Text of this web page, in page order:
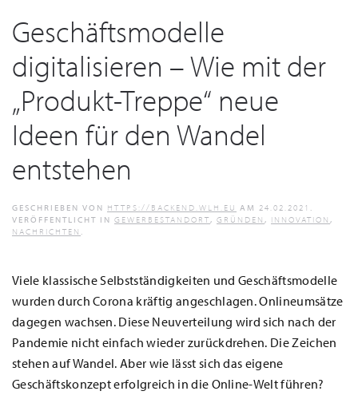
Geschäftsmodelle
digitalisieren – Wie mit der
„Produkt-Treppe“ neue
Ideen für den Wandel
entstehen
GESCHRIEBEN VON HTTPS://BACKEND.WLH.EU AM 24.02.2021
VERÖFFENTLICHT IN GEWERBESTANDORT , GRÜNDEN , INNOVATION ,
NACHRICHTEN
Viele klassische Selbstständigkeiten und Geschäftsmodelle
wurden durch Corona kräftig angeschlagen. Onlineumsätze
dagegen wachsen. Diese Neuverteilung wird sich nach der
Pandemie nicht einfach wieder zurückdrehen. Die Zeichen
stehen auf Wandel. Aber wie lässt sich das eigene
Geschäftskonzept erfolgreich in die Online-Welt führen?